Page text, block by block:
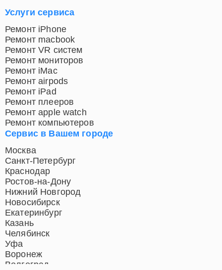
Сервис в Вашем городе
Москва
Санкт-Петербург
Краснодар
Ростов-на-Дону
Нижний Новгород
Новосибирск
Екатеринбург
Казань
Челябинск
Уфа
Воронеж
Волгоград
Услуги сервиса
Ремонт iPhone
Ремонт macbook
Ремонт VR систем
Ремонт мониторов
Ремонт iMac
Ремонт airpods
Ремонт iPad
Ремонт плееров
Ремонт apple watch
Ремонт компьютеров